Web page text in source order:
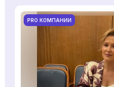
PRO КОМПАНИИ